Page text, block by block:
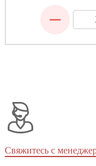
−
Свяжитесь с